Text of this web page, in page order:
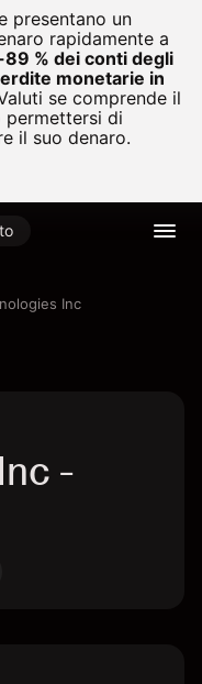
presentano un
rapidamente a
89 % dei conti degli
monetarie in
se comprende il
permettersi di
il suo denaro.
Inc
-